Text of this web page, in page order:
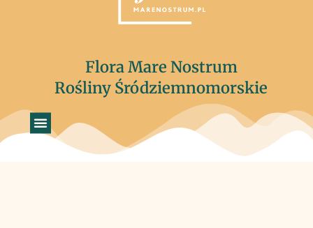
Flora Mare Nostrum
Rośliny Śródziemnomorskie